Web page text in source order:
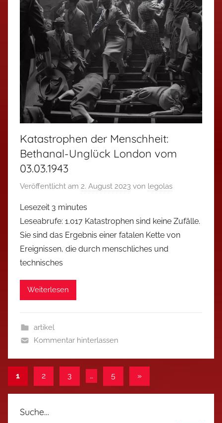
Katastrophen der Menschheit:
Bethanal-Unglück London vom
03.03.1943
Veröffentlicht am 2. August 2023 von legolas
Lesezeit 3 minutes
Leseabrufe: 1.017 Katastrophen sind keine Zufälle.
Sie sind das Ergebnis einer fatalen Kette von
Ereignissen, die durch menschliches und
technisches
Weiterlesen
artikel
Kommentar hinterlassen
Seitennummerierung
der
Beiträge
1 2 3 … 5
Nächste
»
Suche…